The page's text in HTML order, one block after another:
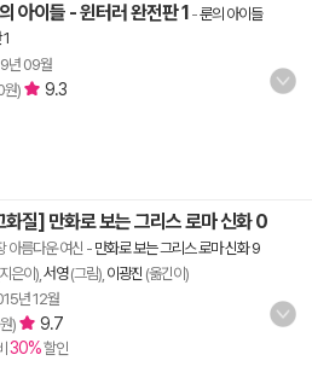
아이들 - 윈터러 완전판 1 -룬의 아이들
년 09월
원) 9.3
질] 만화로 보는 그리스 로마 신화 0
아름다운 여신 - 만화로 보는 그리스 로마 신화 9
은이), 서영(그림), 이광진 (옮긴이)
년 12월
) 9.7
30%할인